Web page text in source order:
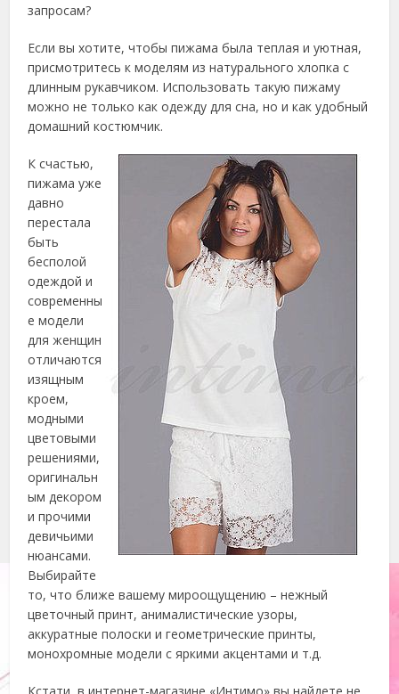
запросам?
Если вы хотите, чтобы пижама была теплая и уютная,
присмотритесь к моделям из натурального хлопка с
длинным рукавчиком. Использовать такую пижаму
можно не только как одежду для сна, но и как удобный
домашний костюмчик.
К счастью,
пижама уже
давно
перестала
быть
бесполой
одеждой и
современны
е модели
для женщин
отличаются
изящным
кроем,
модными
цветовыми
решениями,
оригинальн
ым декором
и прочими
девичьими
нюансами.
Выбирайте
то, что ближе вашему мироощущению – нежный
цветочный принт, анималистические узоры,
аккуратные полоски и геометрические принты,
монохромные модели с яркими акцентами и т.д.